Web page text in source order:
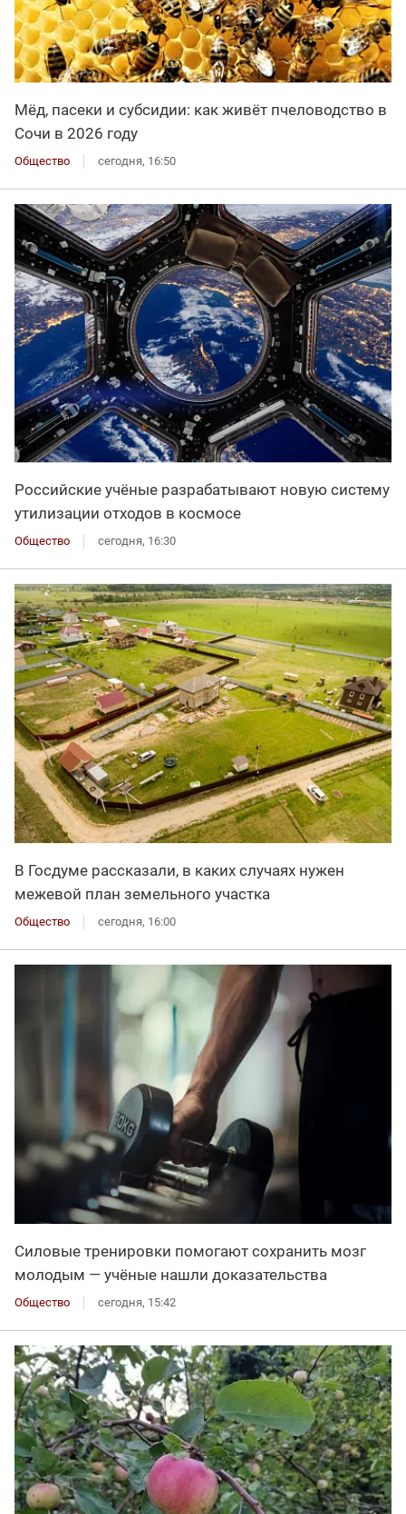
Мёд, пасеки и субсидии: как живёт пчеловодство в
Сочи в 2026 году
Общество сегодня, 16:50
Российские учёные разрабатывают новую систему
утилизации отходов в космосе
Общество сегодня, 16:30
В Госдуме рассказали, в каких случаях нужен
межевой план земельного участка
Общество сегодня, 16:00
Силовые тренировки помогают сохранить мозг
молодым — учёные нашли доказательства
Общество сегодня, 15:42